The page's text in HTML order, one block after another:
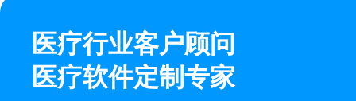
医疗行业客户顾问
医疗软件定制专家